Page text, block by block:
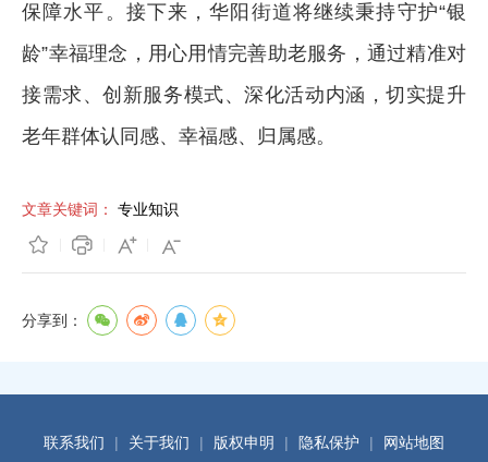
保障水平。接下来，华阳街道将继续秉持守护“银
龄”幸福理念，用心用情完善助老服务，通过精准对
接需求、创新服务模式、深化活动内涵，切实提升
老年群体认同感、幸福感、归属感。
文章关键词： 专业知识
分享到：
联系我们 | 关于我们 | 版权申明 | 隐私保护 | 网站地图